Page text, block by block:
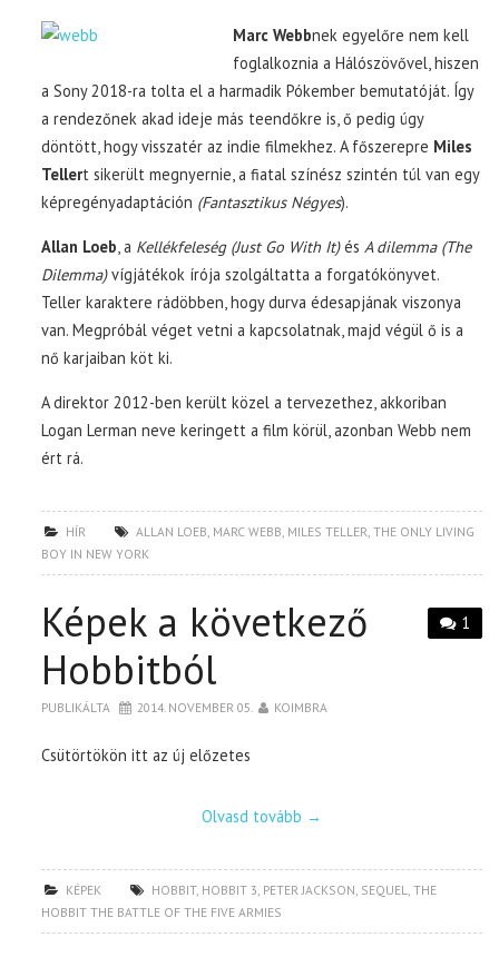
Marc Webbnek egyelőre nem kell
foglalkoznia a Hálószövővel, hiszen
a Sony 2018-ra tolta el a harmadik Pókember bemutatóját. Így
a rendezőnek akad ideje más teendőkre is, ő pedig úgy
döntött, hogy visszatér az indie filmekhez. A főszerepre Miles
Tellert sikerült megnyernie, a fiatal színész szintén túl van egy
képregényadaptáción (Fantasztikus Négyes).
Allan Loeb, a Kellékfeleség (Just Go With It)és A dilemma (The
Dilemma)vígjátékok írója szolgáltatta a forgatókönyvet.
Teller karaktere rádöbben, hogy durva édesapjának viszonya
van. Megpróbál véget vetni a kapcsolatnak, majd végül ő is a
nő karjaiban köt ki.
A direktor 2012-ben került közel a tervezethez, akkoriban
Logan Lerman neve keringett a film körül, azonban Webb nem
ért rá.
HÍR ALLAN LOEB MARC WEBB MILES TELLER ,THE ONLY LIVING
BOY IN NEW YORK
1
Képek a következő
Hobbitból
PUBLIKÁLTA 2014. NOVEMBER 05. KOIMBRA
Csütörtökön itt az új előzetes
Olvasd tovább →
KÉPEK HOBBIT, HOBBIT 3 PETER JACKSON SEQUEL ,THE
HOBBIT THE BATTLE OF THE FIVE ARMIES